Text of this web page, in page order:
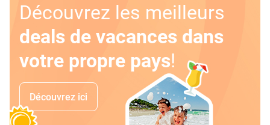
Découvrez les meilleurs
deals de vacances dans
votre propre pays!
Découvrez ici